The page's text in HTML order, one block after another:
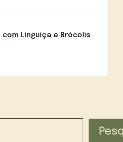
com Linguiça e Brócolis